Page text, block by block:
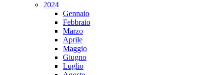
2024
Gennaio
Febbraio
Marzo
Aprile
Maggio
Giugno
Luglio